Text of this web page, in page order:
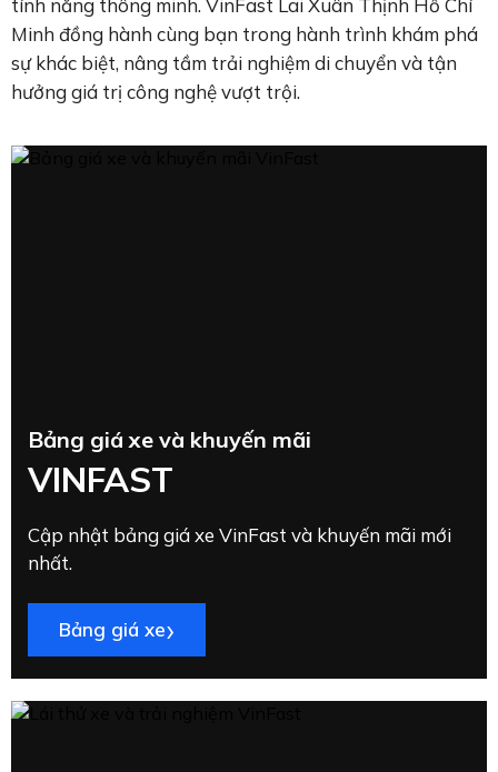
Minh đồng hành cùng bạn trong hành trình khám phá
sự khác biệt, nâng tầm trải nghiệm di chuyển và tận
hưởng giá trị công nghệ vượt trội.
Bảng giá xe và khuyến mãi
VINFAST
Cập nhật bảng giá xe VinFast và khuyến mãi mới
nhất.
Bảng giá xe›